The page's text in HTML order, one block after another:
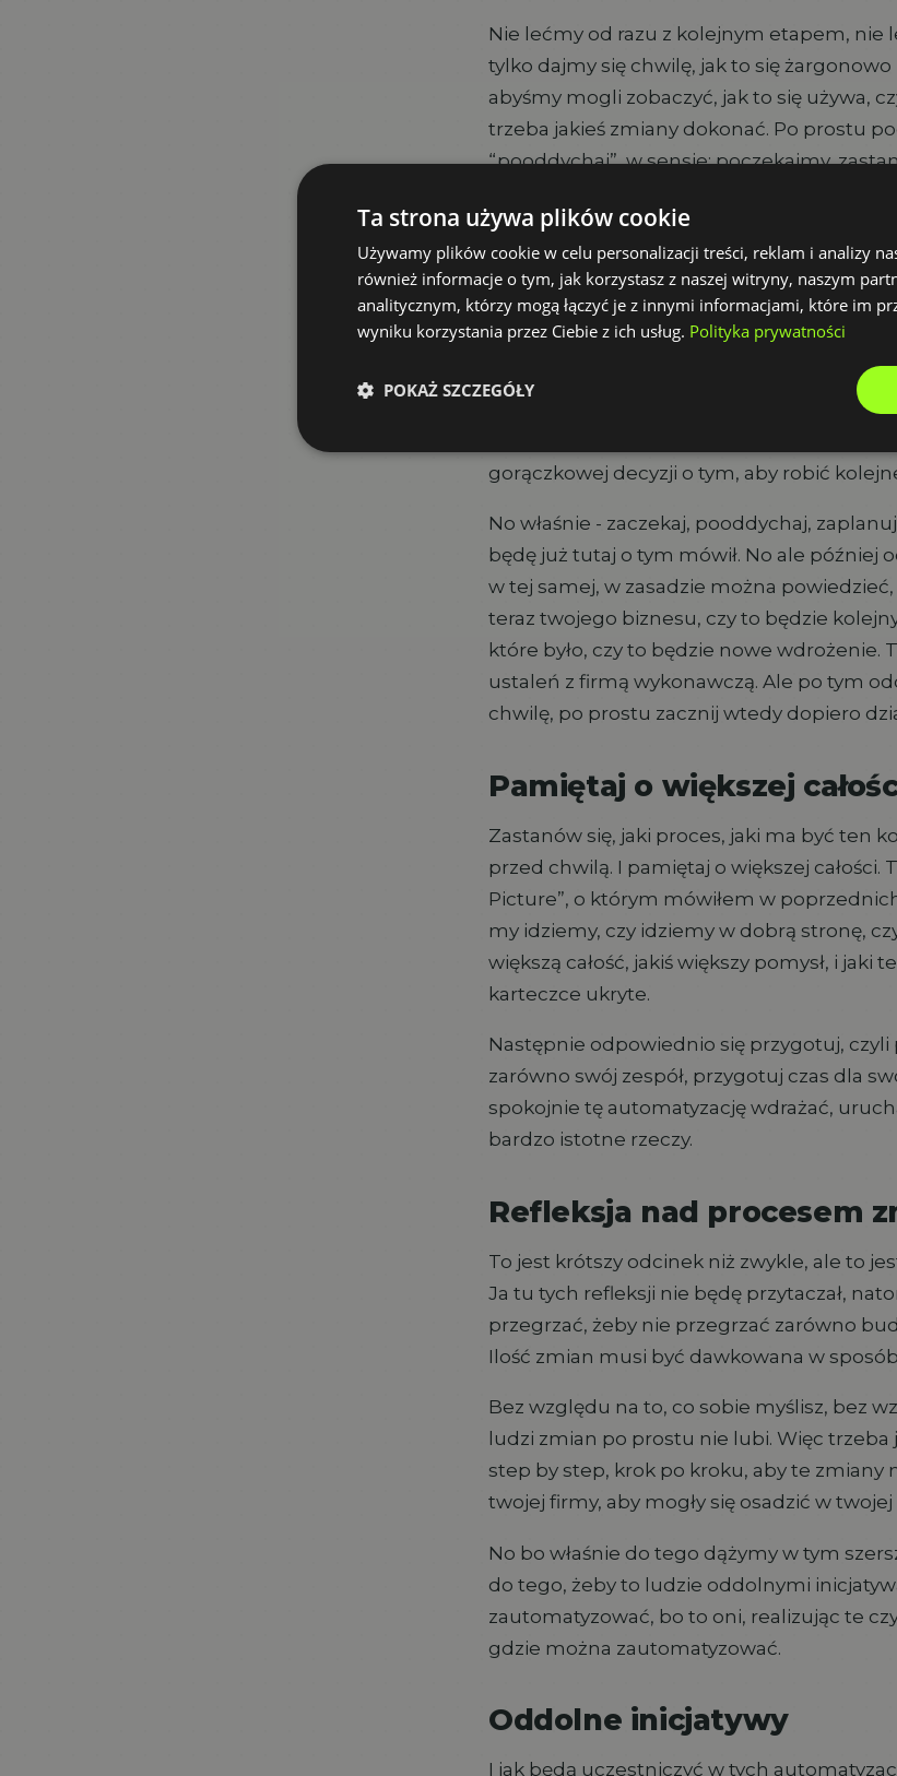
Nie lećmy od razu z kolejnym etapem, nie
tylko dajmy się chwilę, jak to się
abyśmy mogli zobaczyć, jak to się używa,
trzeba jakieś zmiany dokonać. Po prostu
“pooddychaj”, w sensie: poczekajmy,
capu. Pośpiech nigdy nie jest dobrym
szczególności przy wdrażaniu
Zaplanuj kolejny krok
Przygotuj się dobrze do zaplanowania
być kolejna automatyzacja, to może być
automatyzacji - różnie to bywa. Więc po
skrupulatnie. Zaplanuj kolejny krok i się
gorączkowej decyzji o tym, aby robić
No właśnie - zaczekaj, pooddychaj,
będę już tutaj o tym mówił. No ale później
w tej samej, w zasadzie można
teraz twojego biznesu, czy to będzie
które było, czy to będzie nowe wdrożenie.
ustaleń z firmą wykonawczą. Ale po tym
chwilę, po prostu zacznij wtedy dopiero
Pamiętaj o większej
Zastanów się, jaki proces, jaki ma być ten
przed chwilą. I pamiętaj o większej całości.
Picture”, o którym mówiłem w
my idziemy, czy idziemy w dobrą stronę,
większą całość, jakiś większy pomysł, i jaki
karteczce ukryte.
Następnie odpowiednio się przygotuj,
zarówno swój zespół, przygotuj czas dla
spokojnie tę automatyzację wdrażać,
bardzo istotne rzeczy.
Refleksja nad procesem
To jest krótszy odcinek niż zwykle, ale to
Ja tu tych refleksji nie będę przytaczał,
przegrzać, żeby nie przegrzać zarówno
Ilość zmian musi być dawkowana w
Bez względu na to, co sobie myślisz, bez
ludzi zmian po prostu nie lubi. Więc trzeba
step by step, krok po kroku, aby te zmiany
twojej firmy, aby mogły się osadzić w
No bo właśnie do tego dążymy w tym
do tego, żeby to ludzie oddolnymi
zautomatyzować, bo to oni, realizując te
gdzie można zautomatyzować.
Oddolne inicjatywy
I jak będą uczestniczyć w tych
Ta strona używa plików cookie
Używamy plików cookie w celu personalizacji treści, reklam i analizy
również informacje o tym, jak korzystasz z naszej witryny, naszym
analitycznym, którzy mogą łączyć je z innymi informacjami, które im
wyniku korzystania przez Ciebie z ich usług. Polityka prywatności
POKAŻ SZCZEGÓŁY